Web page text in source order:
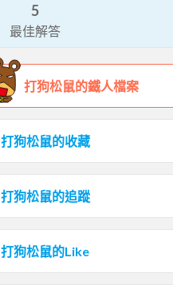
5
最佳解答
打狗松鼠的鐵人檔案
打狗松鼠的收藏
打狗松鼠的追蹤
打狗松鼠的Like